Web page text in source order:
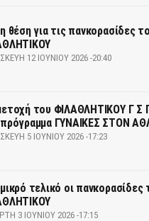
θέση για τις πανκορασίδες
12 ΙΟΥΝΊΟΥ 2026 -20:40
του ΦΙΛΑΘΛΗΤΙΚΟΥ Γ Σ
ΓΥΝΑΙΚΕΣ ΣΤΟΝ
5 ΙΟΥΝΊΟΥ 2026 -17:23
τελικό οι πανκορασίδες
3 ΙΟΥΝΊΟΥ 2026 -17:15